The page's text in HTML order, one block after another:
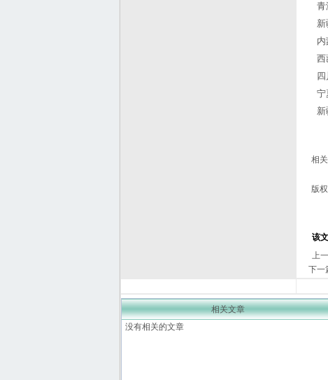
青
西
宁
相
版
该
上
下一
相关文章
没有相关的文章